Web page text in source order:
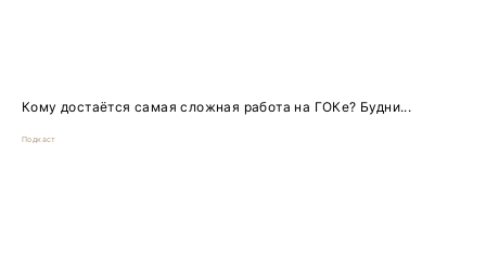
Кому достаётся самая сложная работа на ГОКе? Будни...
Подкаст